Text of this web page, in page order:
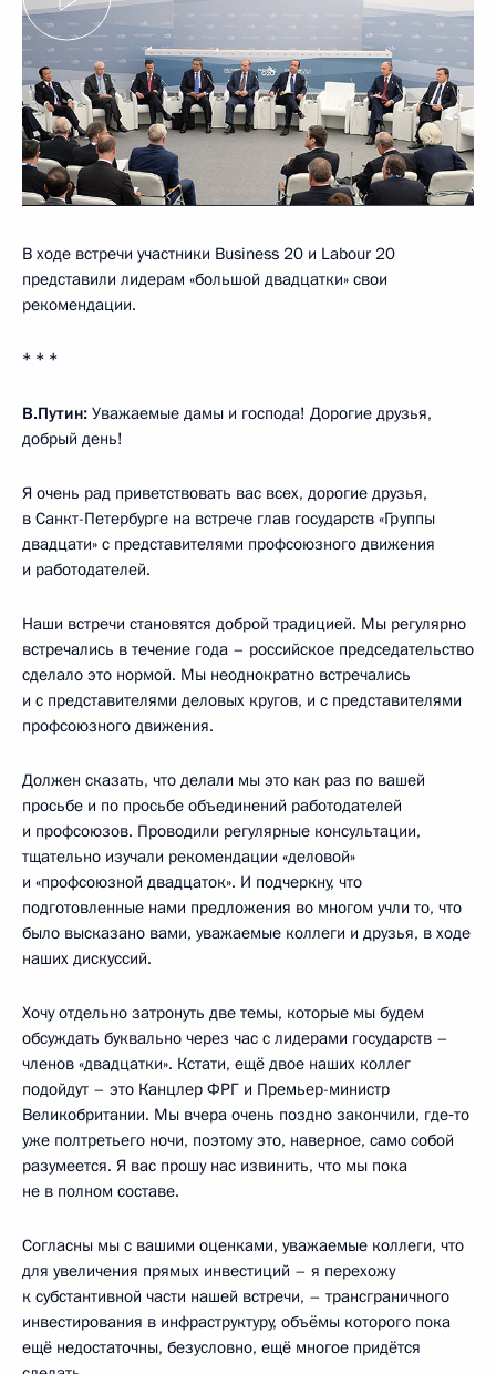
В ходе встречи участники Business 20 и Labour 20
представили лидерам «большой двадцатки» свои
рекомендации.
* * *
В.Путин: Уважаемые дамы и господа! Дорогие друзья,
добрый день!
Я очень рад приветствовать вас всех, дорогие друзья,
в Санкт-Петербурге на встрече глав государств «Группы
двадцати» с представителями профсоюзного движения
и работодателей.
Наши встречи становятся доброй традицией. Мы регулярно
встречались в течение года – российское председательство
сделало это нормой. Мы неоднократно встречались
и с представителями деловых кругов, и с представителями
профсоюзного движения.
Должен сказать, что делали мы это как раз по вашей
просьбе и по просьбе объединений работодателей
и профсоюзов. Проводили регулярные консультации,
тщательно изучали рекомендации «деловой»
и «профсоюзной двадцаток». И подчеркну, что
подготовленные нами предложения во многом учли то, что
было высказано вами, уважаемые коллеги и друзья, в ходе
наших дискуссий.
Хочу отдельно затронуть две темы, которые мы будем
обсуждать буквально через час с лидерами государств –
членов «двадцатки». Кстати, ещё двое наших коллег
подойдут – это Канцлер ФРГ и Премьер-министр
Великобритании. Мы вчера очень поздно закончили, где‑то
уже полтретьего ночи, поэтому это, наверное, само собой
разумеется. Я вас прошу нас извинить, что мы пока
не в полном составе.
Согласны мы с вашими оценками, уважаемые коллеги, что
для увеличения прямых инвестиций – я перехожу
к субстантивной части нашей встречи, – трансграничного
инвестирования в инфраструктуру, объёмы которого пока
ещё недостаточны, безусловно, ещё многое придётся